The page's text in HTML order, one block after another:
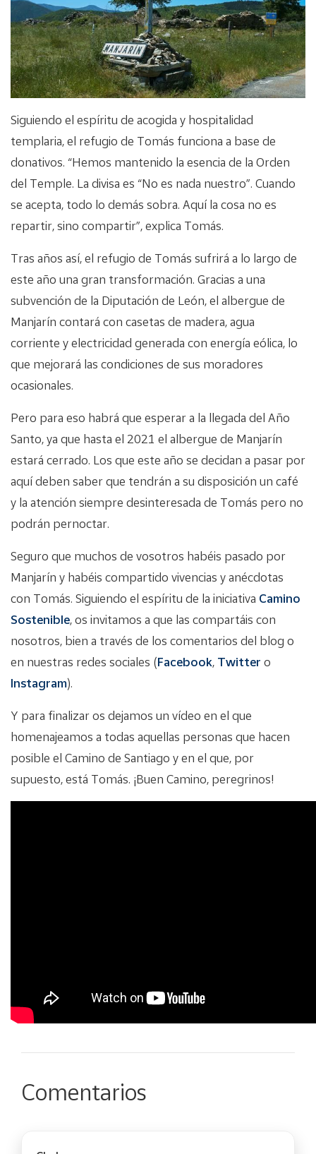
Siguiendo el espíritu de acogida y hospitalidad
templaria, el refugio de Tomás funciona a base de
donativos. “Hemos mantenido la esencia de la Orden
del Temple. La divisa es “No es nada nuestro”. Cuando
se acepta, todo lo demás sobra. Aquí la cosa no es
repartir, sino compartir”, explica Tomás.
Tras años así, el refugio de Tomás sufrirá a lo largo de
este año una gran transformación. Gracias a una
subvención de la Diputación de León, el albergue de
Manjarín contará con casetas de madera, agua
corriente y electricidad generada con energía eólica, lo
que mejorará las condiciones de sus moradores
ocasionales.
Pero para eso habrá que esperar a la llegada del Año
Santo, ya que hasta el 2021 el albergue de Manjarín
estará cerrado. Los que este año se decidan a pasar por
aquí deben saber que tendrán a su disposición un café
y la atención siempre desinteresada de Tomás pero no
podrán pernoctar.
Seguro que muchos de vosotros habéis pasado por
Manjarín y habéis compartido vivencias y anécdotas
con Tomás. Siguiendo el espíritu de la iniciativa Camino
Sostenible, os invitamos a que las compartáis con
nosotros, bien a través de los comentarios del blog o
en nuestras redes sociales (Facebook, Twitter o
Instagram).
Y para finalizar os dejamos un vídeo en el que
homenajeamos a todas aquellas personas que hacen
posible el Camino de Santiago y en el que, por
supuesto, está Tomás. ¡Buen Camino, peregrinos!
Comentarios